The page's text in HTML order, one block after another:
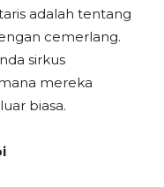
adalah tentang
cemerlang.
sirkus
mereka
biasa.